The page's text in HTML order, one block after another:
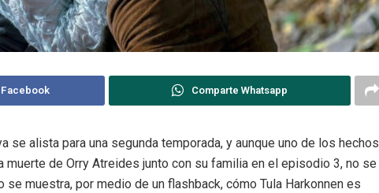
Comparte Whatsapp
se alista para una segunda temporada, y aunque uno de los hechos
de Orry Atreides junto con su familia en el episodio 3, no se
muestra, por medio de un flashback, cómo Tula Harkonnen es